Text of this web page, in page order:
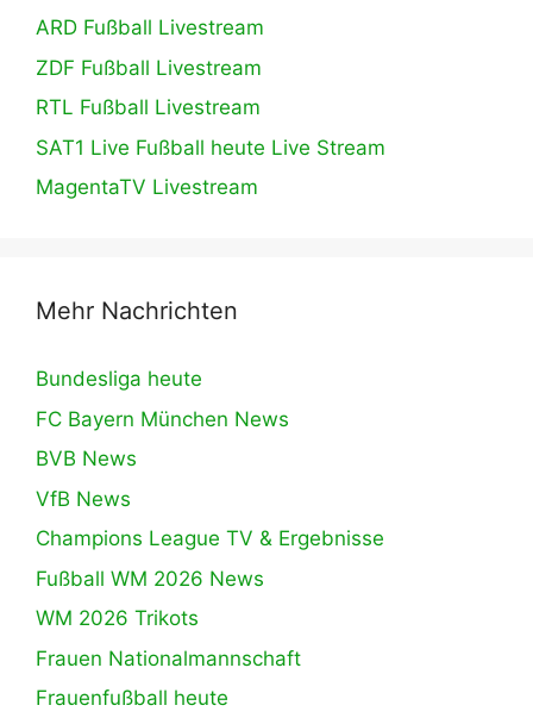
ARD Fußball Livestream
ZDF Fußball Livestream
RTL Fußball Livestream
SAT1 Live Fußball heute Live Stream
MagentaTV Livestream
Mehr Nachrichten
Bundesliga heute
FC Bayern München News
BVB News
VfB News
Champions League TV & Ergebnisse
Fußball WM 2026 News
WM 2026 Trikots
Frauen Nationalmannschaft
Frauenfußball heute